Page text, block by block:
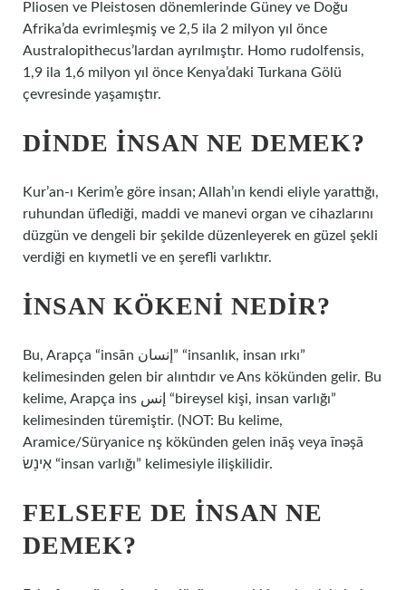
Pliosen ve Pleistosen dönemlerinde Güney ve Doğu
Afrika’da evrimleşmiş ve 2,5 ila 2 milyon yıl önce
Australopithecus’lardan ayrılmıştır. Homo rudolfensis,
1,9 ila 1,6 milyon yıl önce Kenya’daki Turkana Gölü
çevresinde yaşamıştır.
DINDE INSAN NE DEMEK?
Kur’an-ı Kerim’e göre insan; Allah’ın kendi eliyle yarattığı,
ruhundan üflediği, maddi ve manevi organ ve cihazlarını
düzgün ve dengeli bir şekilde düzenleyerek en güzel şekli
verdiği en kıymetli ve en şerefli varlıktır.
İNSAN KÖKENI NEDIR?
Bu, Arapça “insān إنسان” “insanlık, insan ırkı”
kelimesinden gelen bir alıntıdır ve Ans kökünden gelir. Bu
kelime, Arapça ins إنس “bireysel kişi, insan varlığı”
kelimesinden türemiştir. (NOT: Bu kelime,
Aramice/Süryanice nş kökünden gelen ināş veya īnəşā
אִינָשׂ “insan varlığı” kelimesiyle ilişkilidir.
FELSEFE DE INSAN NE
DEMEK?